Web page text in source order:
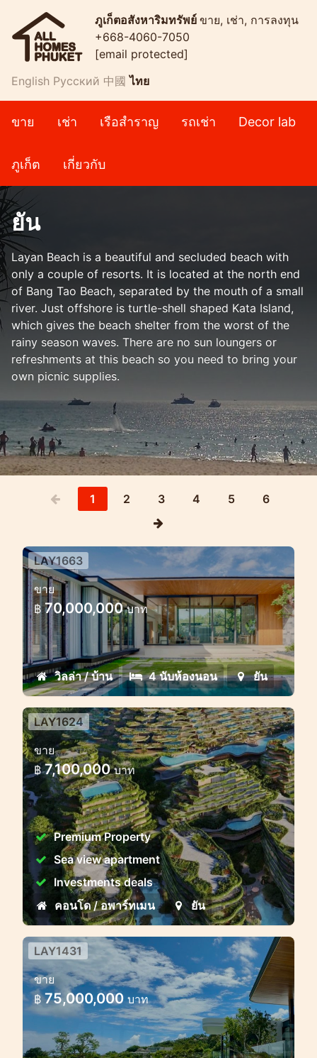
ภูเก็ตอสังหาริมทรัพย์ ขาย, เช่า, การลงทุน
+668-4060-7050
[email protected]
English Русский 中國 ไทย
ขาย เช่า เรือสำราญ รถเช่า Decor lab
ภูเก็ต เกี่ยวกับ
ยัน
Layan Beach is a beautiful and secluded beach with
only a couple of resorts. It is located at the north end
of Bang Tao Beach, separated by the mouth of a small
river. Just offshore is turtle-shell shaped Kata Island,
which gives the beach shelter from the worst of the
rainy season waves. There are no sun loungers or
refreshments at this beach so you need to bring your
own picnic supplies.
1 2 3 4 5 6
พูลวิลลาสมัยใหม่ใกล้หาดลายัน —
พื้นที่ส่วนตัวในเขตร้อนบนภูเก็ต
พูลวิลลาสมัยใหม่ใกล้หาดลายัน — พื้นที่ส่วน
ตัวในเขตร้อนบนภูเก็ต
LAY1663
ขาย
฿ 70,000,000บาท
วิลล่า / บ้าน 4 นับห้องนอน ยัน
โครงการที่พักอาศัยระดับพรีเมียม
ใกล้ชายหาดลากานะ ภูเก็ต
Layan Verde – ลายัน เวอร์เด – เมืองแห่ง
อนาคตบนเกาะภูเก็ต
LAY1624
ขาย
฿ 7,100,000บาท
Premium Property
Sea view apartment
Investments deals
คอนโด / อพาร์ทเมน
ยัน
วิลล่าหรูวิวพาโนรามาใกล้หาดบาง
เทา
LAY1431
ขาย
฿ 75,000,000บาท